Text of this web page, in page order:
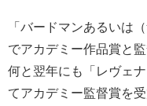
「バードマンあるいは
でアカデミー作品賞と
何と翌年にも「レヴェ
てアカデミー監督賞を